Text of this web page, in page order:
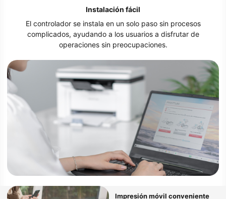
Instalación fácil
El controlador se instala en un solo paso sin procesos
complicados, ayudando a los usuarios a disfrutar de
operaciones sin preocupaciones.
Impresión móvil conveniente